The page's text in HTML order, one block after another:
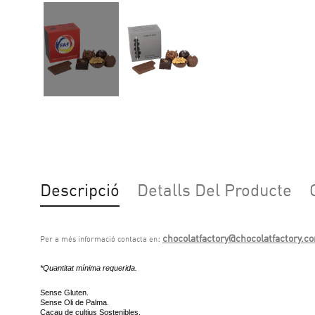
Descripció Detalls Del Producte
Per a més informació contacta en:
*Quantitat mínima requerida.
Sense Gluten.
Sense Oli de Palma.
Cacau de cultius Sostenibles.